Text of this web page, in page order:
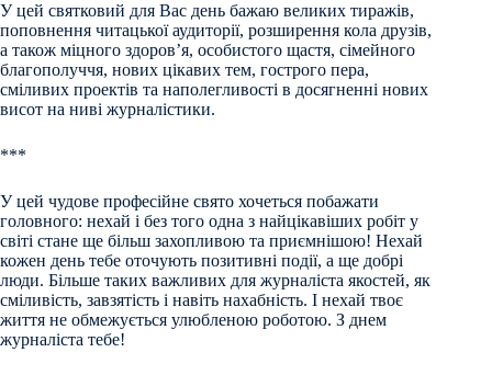
У цей святковий для Вас день бажаю великих тиражів,
поповнення читацької аудиторії, розширення кола друзів,
а також міцного здоров’я, особистого щастя, сімейного
благополуччя, нових цікавих тем, гострого пера,
сміливих проектів та наполегливості в досягненні нових
висот на ниві журналістики.
***
У цей чудове професійне свято хочеться побажати
головного: нехай і без того одна з найцікавіших робіт у
світі стане ще більш захопливою та приємнішою! Нехай
кожен день тебе оточують позитивні події, а ще добрі
люди. Більше таких важливих для журналіста якостей, як
сміливість, завзятість і навіть нахабність. І нехай твоє
життя не обмежується улюбленою роботою. З днем ​​
журналіста тебе!